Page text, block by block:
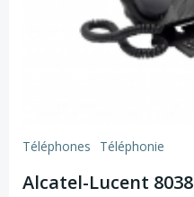
Téléphones Téléphonie
Alcatel-Lucent 8038